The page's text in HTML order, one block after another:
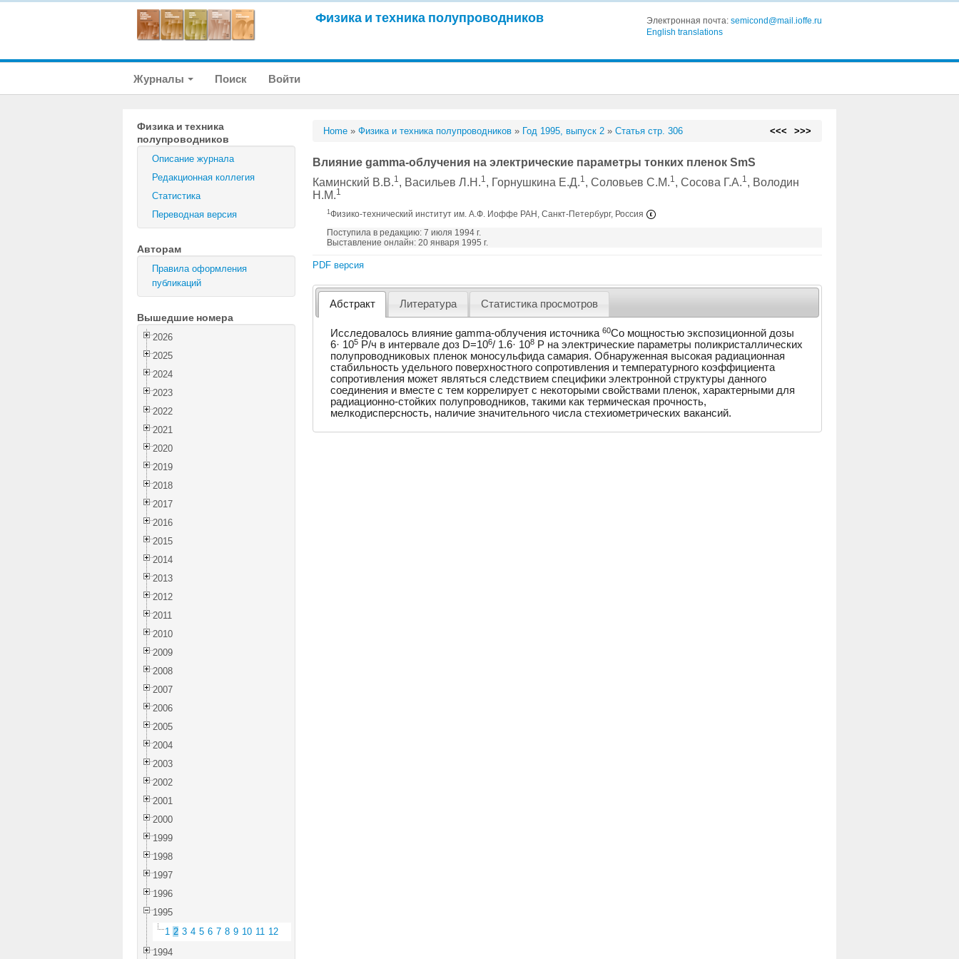
Физика и техника полупроводников Электронная почта: semicond@mail.ioffe.ru
English translations
Журналы Поиск Войти
Физика и техника
полупроводников
Описание журнала
Редакционная коллегия
Статистика
Переводная версия
Авторам
Правила оформления
публикаций
Вышедшие номера
2026
2025
2024
2023
2022
2021
2020
2019
2018
2017
2016
2015
2014
2013
2012
2011
2010
2009
2008
2007
2006
2005
2004
2003
2002
2001
2000
1999
1998
1997
1996
1995
1 2 3 4 5 6 7 8 9 10 11 12
1994
Home »Физика и техника полупроводников » Год 1995, выпуск 2 »Статья стр. 306 <<< >>>
Влияние gamma-облучения на электрические параметры тонких пленок SmS
Каминский В.В.1, Васильев Л.Н.1, Горнушкина Е.Д.1, Соловьев С.М.1, Сосова Г.А.1, Володин
Н.М.1
1Физико-технический институт им. А.Ф. Иоффе РАН, Санкт-Петербург, Россия
Поступила в редакцию: 7 июля 1994 г.
Выставление онлайн: 20 января 1995 г.
PDF версия
Абстракт Литература Статистика просмотров
Исследовалось влияние gamma-облучения источника 60Co мощностью экспозиционной дозы
6· 105Р/ч в интервале доз D=106/ 1.6· 108Р на электрические параметры поликристаллических
полупроводниковых пленок моносульфида самария. Обнаруженная высокая радиационная
стабильность удельного поверхностного сопротивления и температурного коэффициента
сопротивления может являться следствием специфики электронной структуры данного
соединения и вместе с тем коррелирует с некоторыми свойствами пленок, характерными для
радиационно-стойких полупроводников, такими как термическая прочность,
мелкодисперсность, наличие значительного числа стехиометрических вакансий.